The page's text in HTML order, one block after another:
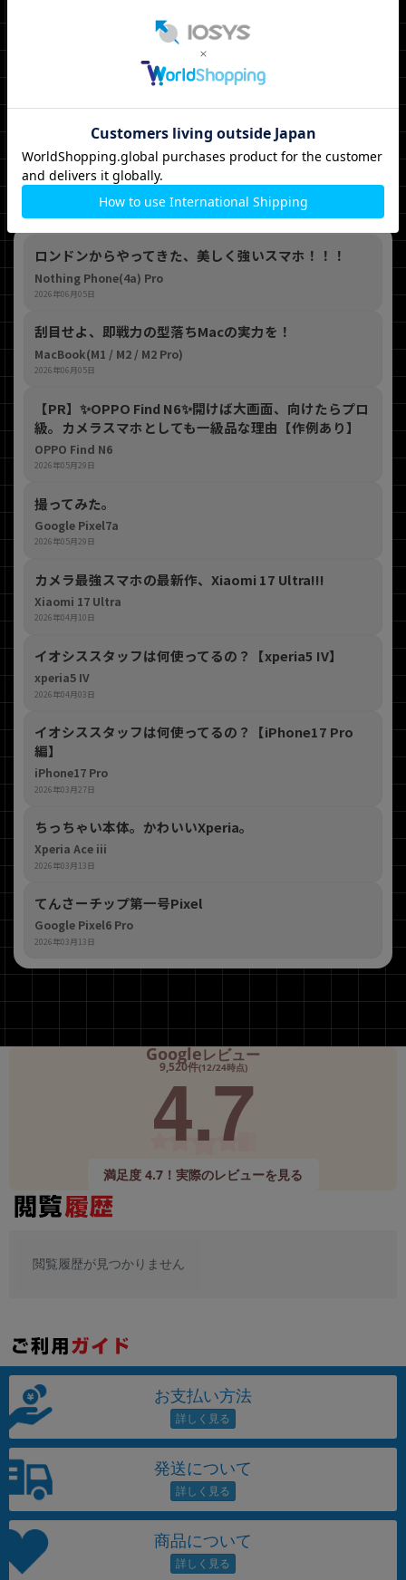
ガジェット選びで重視するポイント 形と色とデザイン。カメラ性能、快適に使
イオシスアキバ中央通店 記事一覧
イオシスアキバ中央通店 店舗ページ
ロンドンからやってきた、美しく強いスマホ！！！
Nothing Phone(4a) Pro
2026年06月05日
刮目せよ、即戦力の型落ちMacの実力を！
MacBook(M1 / M2 / M2 Pro)
2026年06月05日
【PR】​✨OPPO Find N6✨開けば大画面、向けたらプロ
級。カメラスマホとしても一級品な理由【作例あり】
OPPO Find N6
2026年05月29日
撮ってみた。
Google Pixel7a
2026年05月29日
カメラ最強スマホの最新作、Xiaomi 17 Ultra!!!
Xiaomi 17 Ultra
2026年04月10日
イオシススタッフは何使ってるの？【xperia5 IV】
xperia5 IV
2026年04月03日
イオシススタッフは何使ってるの？【iPhone17 Pro
編】
iPhone17 Pro
2026年03月27日
ちっちゃい本体。かわいいXperia。
Xperia Ace iii
2026年03月13日
てんさーチップ第一号Pixel
Google Pixel6 Pro
2026年03月13日
Googleレビュー
9,520件(12/24時点)
4.7
満足度 4.7！実際のレビューを見る
閲覧履歴が見つかりません
お支払い方法
発送について
商品について